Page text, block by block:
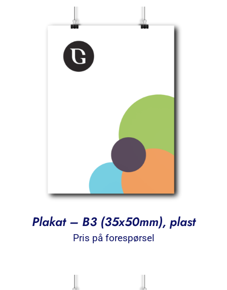
Plakat – B3 (35x50mm), plast
Pris på forespørsel